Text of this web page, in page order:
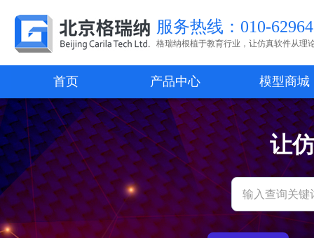
服务热线：010-
格瑞纳根植于教育行业，让仿真软件从理
首页 产品中心 模型商城
让